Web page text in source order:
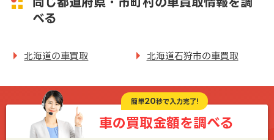
べる
北海道の車買取 北海道石狩市の車買取
簡単20秒で入力完了!
車の買取金額を調べる